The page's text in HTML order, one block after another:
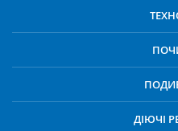
ДІЮЧІ